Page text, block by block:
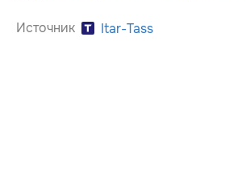
Источник Itar-Tass